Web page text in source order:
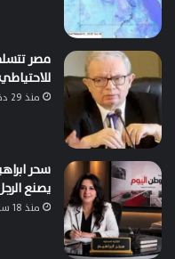
منذ 29 دقيقة
سحر
يصنع
منذ 18 ساعة